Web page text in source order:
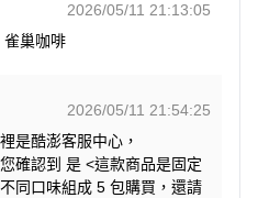
2026/05/11 21:13:05
雀巢咖啡
2026/05/11 21:54:25
是酷澎客服中心，
確認到 是 <這款商品是固定
同口味組成 5 包購買，還請